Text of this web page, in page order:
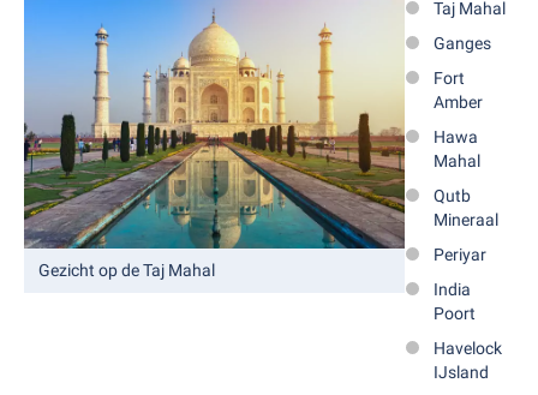
Gezicht op de Taj Mahal
Taj Mahal
Ganges
Fort
Amber
Hawa
Mahal
Qutb
Mineraal
Periyar
India
Poort
Havelock
IJsland